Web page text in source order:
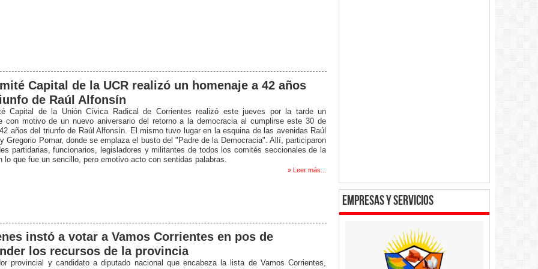
Capital de la UCR realizó un homenaje a 42 años
de Raúl Alfonsín
Capital de la Unión Cívica Radical de Corrientes realizó este jueves por la tarde un
con motivo de un nuevo aniversario del retorno a la democracia al cumplirse este 30 de
años del triunfo de Raúl Alfonsín. El mismo tuvo lugar en la esquina de las avenidas Raúl
Gregorio Pomar, donde se emplaza el busto del "Padre de la Democracia". Allí, participaron
partidarias, funcionarios, legisladores y militantes de todos los comités seccionales de la
lo que fue un sencillo, pero emotivo acto con sentidas palabras.
» Leer más...
instó a votar a Vamos Corrientes en pos de
los recursos de la provincia
provincial y candidato a diputado nacional que encabeza la lista de Vamos Corrientes,
empresas y servicios